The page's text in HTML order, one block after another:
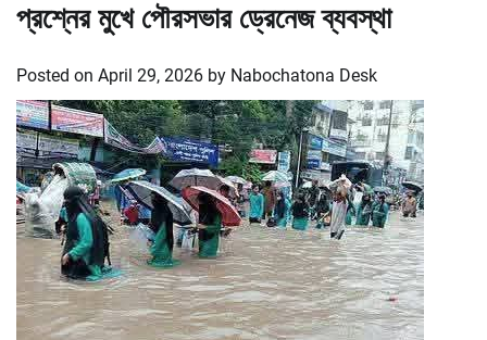
প্রশ্নের মুখে পৌরসভার ড্রেনেজ ব্যবস্থা
Posted on April 29, 2026 by Nabochatona Desk